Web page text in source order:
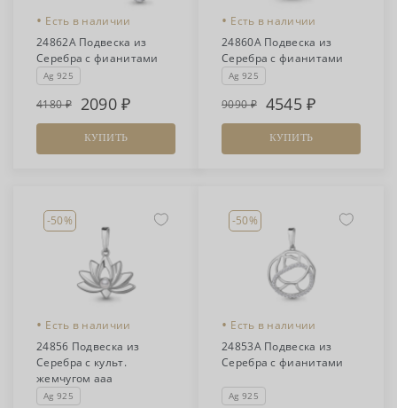
• Есть в наличии
24862А Подвеска из
Серебра с фианитами
Ag 925
4180 2090
КУПИТЬ
• Есть в наличии
24860А Подвеска из
Серебра с фианитами
Ag 925
9090 4545
КУПИТЬ
-50%
• Есть в наличии
24856 Подвеска из
Серебра с культ.
жемчугом ааа
Ag 925
-50%
• Есть в наличии
24853А Подвеска из
Серебра с фианитами
Ag 925